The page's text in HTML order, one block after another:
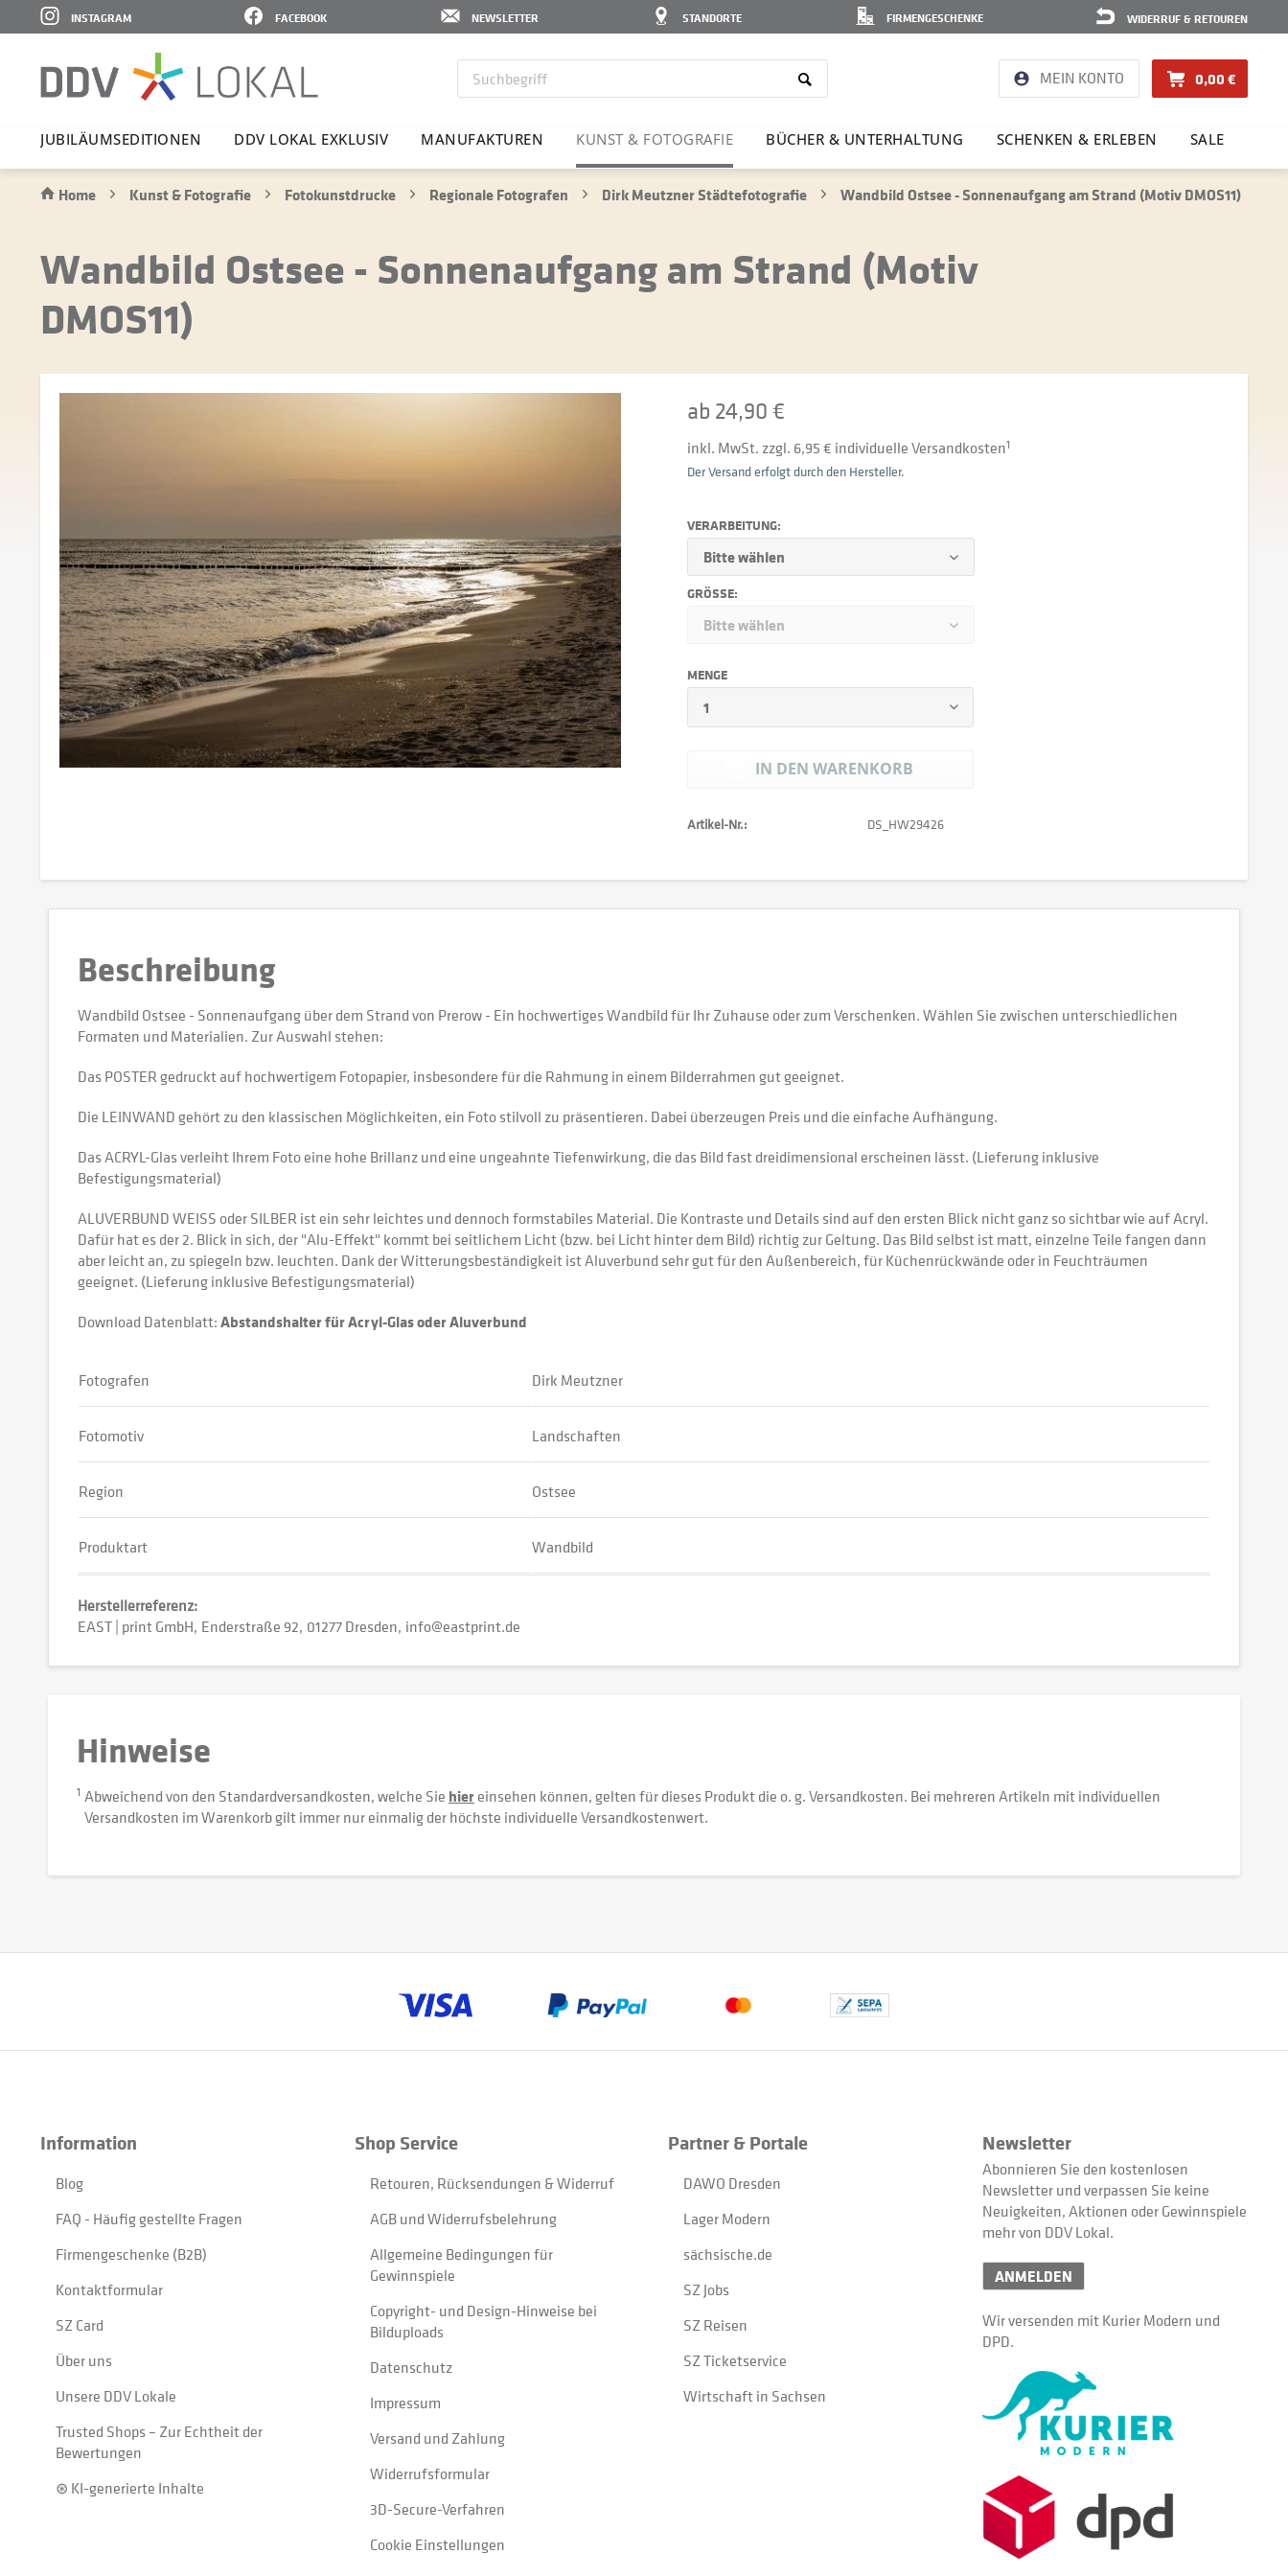
WIDERRUF & RETOUREN
FIRMENGESCHENKE
STANDORTE
NEWSLETTER
FACEBOOK
INSTAGRAM
MEIN KONTO 0,00 €
JUBI­LÄ­UMS­E­DI­TIONEN DDV LOKAL EXKLUSIV MANU­FAK­TUREN KUNST & FOTO­GRAFIE BÜCHER & UNTER­HAL­TUNG SCHENKEN & ERLEBEN SALE
Home Kunst & Fotografie Fotokunstdrucke Regionale Fotografen Dirk Meutzner Städtefotografie Wandbild Ostsee - Sonnenaufgang am Strand (Motiv DMOS11)
Wandbild Ostsee - Sonnenaufgang am Strand (Motiv
DMOS11)
ab 24,90 €
inkl. MwSt. zzgl. 6,95 € individuelle Versandkosten1
Der Versand erfolgt durch den Hersteller.
VERARBEITUNG:
GRÖSSE:
MENGE
IN DEN WARENKORB
Artikel-Nr.: DS_HW29426
Beschreibung
Wandbild Ostsee - Sonnenaufgang über dem Strand von Prerow - Ein hochwertiges Wandbild für Ihr Zuhause oder zum Verschenken. Wählen Sie zwischen unterschiedlichen
Formaten und Materialien. Zur Auswahl stehen:
Das POSTER gedruckt auf hochwertigem Fotopapier, insbesondere für die Rahmung in einem Bilderrahmen gut geeignet.
Die LEINWAND gehört zu den klassischen Möglichkeiten, ein Foto stilvoll zu präsentieren. Dabei überzeugen Preis und die einfache Aufhängung.
Das ACRYL-Glas verleiht Ihrem Foto eine hohe Brillanz und eine ungeahnte Tiefenwirkung, die das Bild fast dreidimensional erscheinen lässt. (Lieferung inklusive
Befestigungsmaterial)
ALUVERBUND WEISS oder SILBER ist ein sehr leichtes und dennoch formstabiles Material. Die Kontraste und Details sind auf den ersten Blick nicht ganz so sichtbar wie auf Acryl.
Dafür hat es der 2. Blick in sich, der "Alu-Effekt" kommt bei seitlichem Licht (bzw. bei Licht hinter dem Bild) richtig zur Geltung. Das Bild selbst ist matt, einzelne Teile fangen dann
aber leicht an, zu spiegeln bzw. leuchten. Dank der Witterungsbeständigkeit ist Aluverbund sehr gut für den Außenbereich, für Küchenrückwände oder in Feuchträumen
geeignet. (Lieferung inklusive Befestigungsmaterial)
Download Datenblatt:Abstandshalter für Acryl-Glas oder Aluverbund
Fotografen Dirk Meutzner
Fotomotiv Landschaften
Region Ostsee
Produktart Wandbild
Herstellerreferenz:
EAST | print GmbH Enderstraße 92 01277 Dresden info@eastprint.de
Hinweise
1 Abweichend von den Standardversandkosten, welche Sie hiereinsehen können, gelten für dieses Produkt die o. g. Versandkosten. Bei mehreren Artikeln mit individuellen
Versandkosten im Warenkorb gilt immer nur einmalig der höchste individuelle Versandkostenwert.
Information
Blog
FAQ - Häufig gestellte Fragen
Firmengeschenke (B2B)
Kontaktformular
SZ Card
Über uns
Unsere DDV Lokale
Trusted Shops – Zur Echtheit der
Bewertungen
⊛ KI-generierte Inhalte
Shop Service
Retouren, Rücksendungen & Widerruf
AGB und Widerrufsbelehrung
Allgemeine Bedingungen für
Gewinnspiele
Copyright- und Design-Hinweise bei
Bilduploads
Datenschutz
Impressum
Versand und Zahlung
Widerrufsformular
3D-Secure-Verfahren
Cookie Einstellungen
Partner & Portale
DAWO Dresden
Lager Modern
sächsische.de
SZ Jobs
SZ Reisen
SZ Ticketservice
Wirtschaft in Sachsen
Newsletter
Abonnieren Sie den kostenlosen
Newsletter und verpassen Sie keine
Neuigkeiten, Aktionen oder Gewinnspiele
mehr von DDV Lokal.
ANMELDEN
Wir versenden mit Kurier Modern und
DPD.